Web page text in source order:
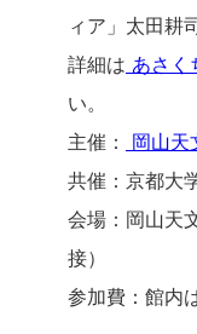
ィア」太田耕
詳細は あさく
い。
主催：
岡山天
共催：京都大
会場：岡山天
接）
参加費：館内